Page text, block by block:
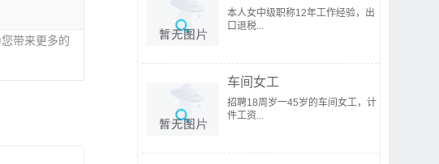
带来更多的
本人女中级职称12年工作经验，出
口退税...
车间女工
招聘18周岁一45岁的车间女工，计
件工资...